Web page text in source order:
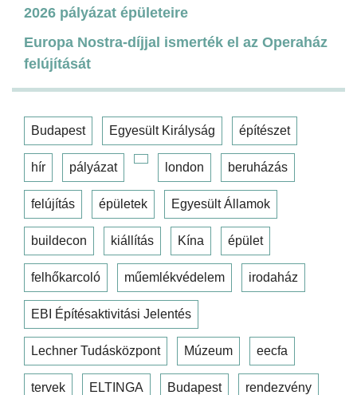
2026 pályázat épületeire
Europa Nostra-díjjal ismerték el az Operaház
felújítását
Budapest Egyesült Királyság építészet
hír pályázat london beruházás
felújítás épületek Egyesült Államok
buildecon kiállítás Kína épület
felhőkarcoló műemlékvédelem irodaház
EBI Építésaktivitási Jelentés
Lechner Tudásközpont Múzeum eecfa
tervek ELTINGA Budapest rendezvény